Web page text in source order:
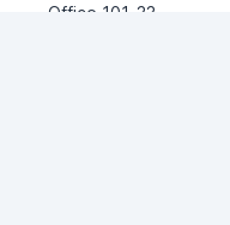
Office 101-33